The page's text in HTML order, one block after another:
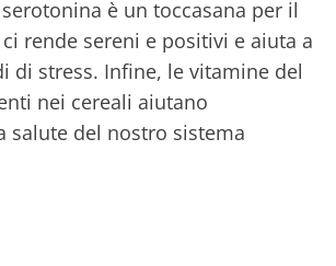
è un toccasana per il
rende sereni e positivi e aiuta a
di stress. Infine, le vitamine del
nei cereali aiutano
salute del nostro sistema